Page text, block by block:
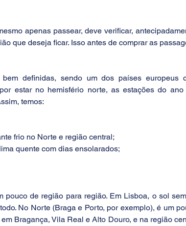
apenas passear, deve verificar,
que deseja ficar. Isso antes de comprar as
definidas, sendo um dos países europeus
estar no hemisfério norte, as estações do ano
temos:
frio no Norte e região central;
quente com dias ensolarados;
de região para região. Em Lisboa, o sol
No Norte (Braga e Porto, por exemplo), é um
Bragança, Vila Real e Alto Douro, e na região